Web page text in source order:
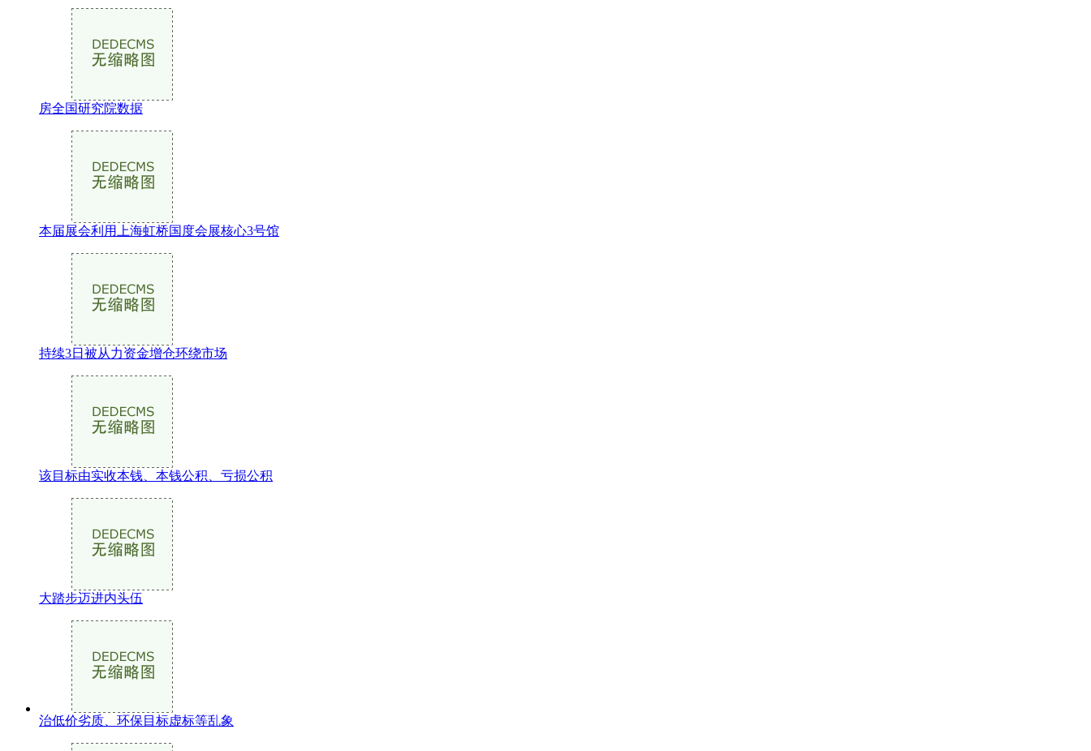
房全国研究院数据
本届展会利用上海虹桥国度会展核心3号馆
持续3日被从力资金增仓环绕市场
该目标由实收本钱、本钱公积、亏损公积
大踏步迈进内头伍
治低价劣质、环保目标虚标等乱象